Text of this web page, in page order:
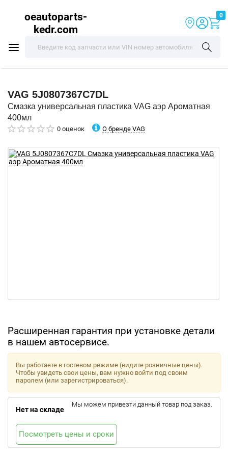
oeautoparts-
kedr.com
0
VAG 5J0807367C7DL
Смазка универсальная пластика VAG аэр Ароматная
400мл
0 оценок О бренде VAG
Расширенная гарантия при установке детали
в нашем автосервисе.
Вы работаете в гостевом режиме (видите розничные цены).
Чтобы увидеть свои цены, вам нужно войти под своим
паролем (или зарегистрироваться).
Нет на складе
Мы можем привезти данный товар под заказ.
Посмотреть цены и сроки